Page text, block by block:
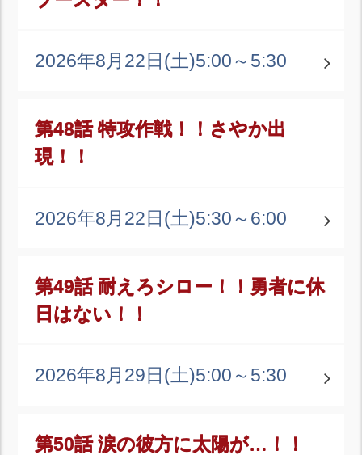
2026年8月22日(土)5:00～5:30
第48話 特攻作戦！！さやか出
現！！
2026年8月22日(土)5:30～6:00
第49話 耐えろシロー！！勇者に休
日はない！！
2026年8月29日(土)5:00～5:30
第50話 涙の彼方に太陽が…！！